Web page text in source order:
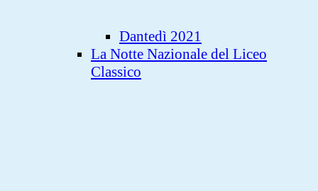
Dantedì 2021
La Notte Nazionale del Liceo
Classico